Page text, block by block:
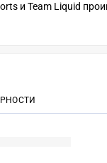
и Team Liquid